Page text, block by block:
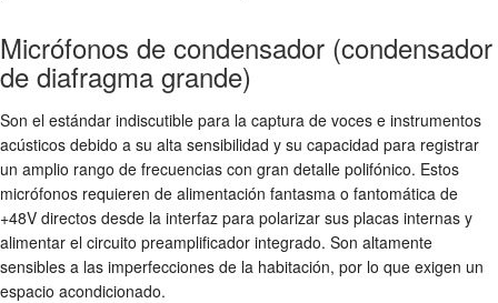
Micrófonos de condensador (condensador
de diafragma grande)
Son el estándar indiscutible para la captura de voces e instrumentos
acústicos debido a su alta sensibilidad y su capacidad para registrar
un amplio rango de frecuencias con gran detalle polifónico. Estos
micrófonos requieren de alimentación fantasma o fantomática de
+48V directos desde la interfaz para polarizar sus placas internas y
alimentar el circuito preamplificador integrado. Son altamente
sensibles a las imperfecciones de la habitación, por lo que exigen un
espacio acondicionado.